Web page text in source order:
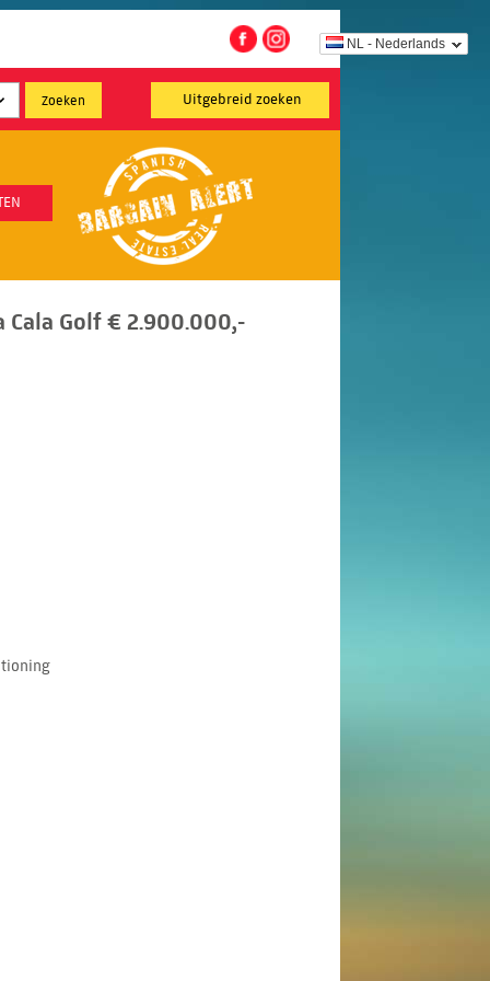
NL - Nederlands
Uitgebreid zoeken
Golf € 2.900.000,-